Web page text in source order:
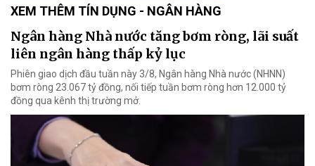
XEM THÊM TÍN DỤNG - NGÂN HÀNG
Ngân hàng Nhà nước tăng bơm ròng, lãi suất
liên ngân hàng thấp kỷ lục
Phiên giao dịch đầu tuần này 3/8, Ngân hàng Nhà nước (NHNN)
bơm ròng 23.067 tỷ đồng, nối tiếp tuần bơm ròng hơn 12.000 tỷ
đồng qua kênh thị trường mở.